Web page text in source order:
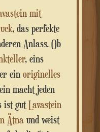
mit
, das perfekte
Anlass. Ob
, eins
ein originelles
macht jeden
ist gut Lavastein
Ätnaund weist